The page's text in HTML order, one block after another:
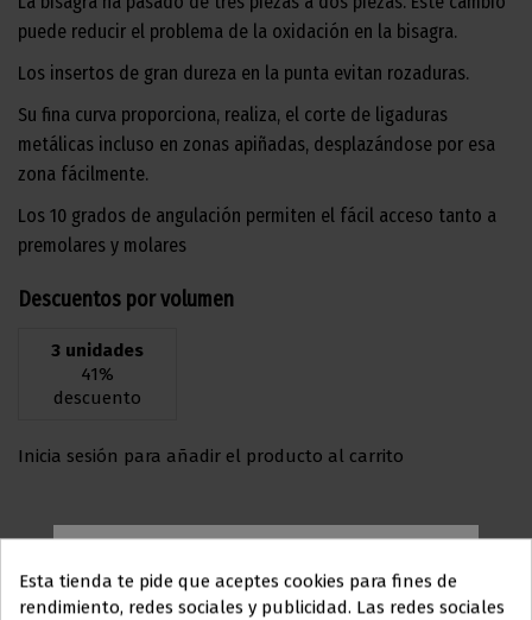
puede reducir el problema de la oxidación en la bisagra.
Los insertos de gran dureza en la punta evitan rozaduras.
Su fina curva proporciona, realiza, el corte de ligaduras
metálicas incluso en zonas apiñadas, desplazándose por esa
zona fácilmente.
Los 10 grados de angulación permiten el fácil acceso tanto a
premolares y molares
Descuentos por volumen
3 unidades
41%
descuento
Inicia sesión para añadir el producto al carrito
TAMBIÉN PUEDE INTERESARLE
Esta tienda te pide que aceptes cookies para fines de
rendimiento, redes sociales y publicidad. Las redes sociales